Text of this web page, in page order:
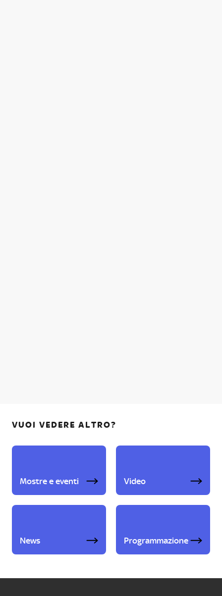
VUOI VEDERE ALTRO?
Mostre e eventi Video
News Programmazione